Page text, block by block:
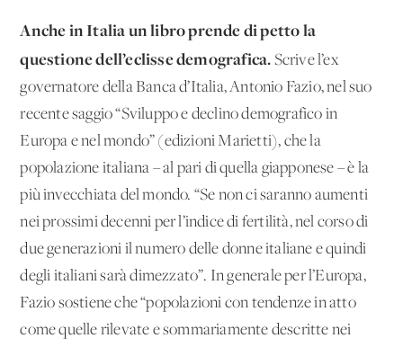
Anche in Italia un libro prende di petto la
questione dell’eclisse demografica. Scrive l’ex
governatore della Banca d’Italia, Antonio Fazio, nel suo
recente saggio “Sviluppo e declino demografico in
Europa e nel mondo” (edizioni Marietti), che la
popolazione italiana – al pari di quella giapponese – è la
più invecchiata del mondo. “Se non ci saranno aumenti
nei prossimi decenni per l’indice di fertilità, nel corso di
due generazioni il numero delle donne italiane e quindi
degli italiani sarà dimezzato”. In generale per l’Europa,
Fazio sostiene che “popolazioni con tendenze in atto
come quelle rilevate e sommariamente descritte nei